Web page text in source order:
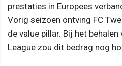
prestaties in Europees
Vorig seizoen ontving FC
de value pillar. Bij het
League zou dit bedrag nog